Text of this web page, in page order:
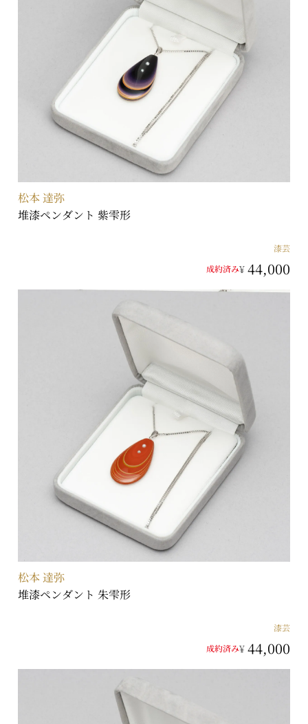
松本 達弥
堆漆ペンダント 紫雫形
漆芸
成約済み¥ 44,000
松本 達弥
堆漆ペンダント 朱雫形
漆芸
成約済み¥ 44,000